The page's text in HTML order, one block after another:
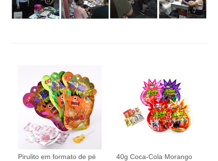
Pirulito em formato de pé
40g Coca-Cola Morango